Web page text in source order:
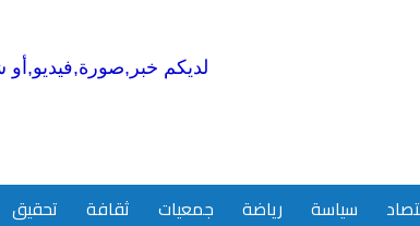
لديكم خبر,صورة,فيديو,أو
سياسة رياضة جمعيات ثقافة تحقيق